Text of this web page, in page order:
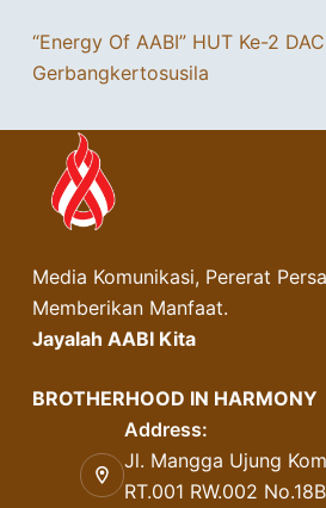
“Energy Of AABI” HUT Ke-2 DAC
Gerbangkertosusila
Media Komunikasi, Pererat
Memberikan Manfaat.
Jayalah AABI Kita
BROTHERHOOD IN HARMONY
Address:
Jl. Mangga Ujung
RT.001 RW.002